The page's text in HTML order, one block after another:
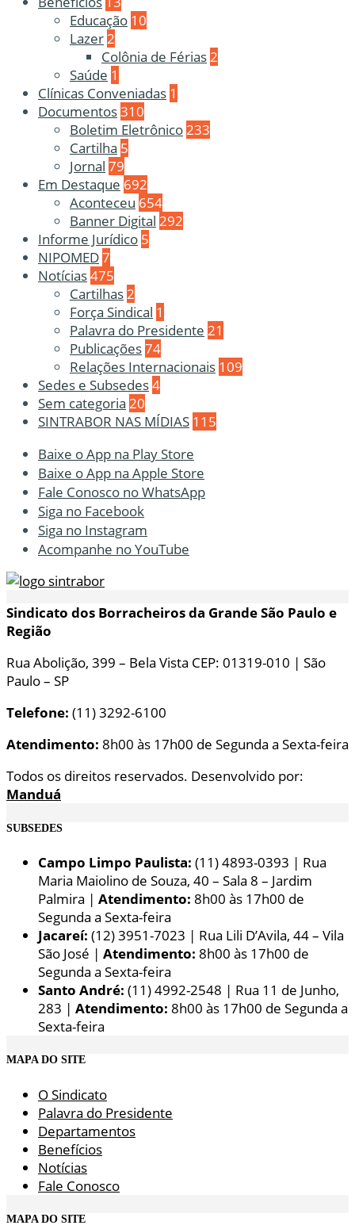
Educação 10
Lazer2
Colônia de Férias2
Saúde 1
Clínicas Conveniadas 1
Documentos310
Boletim Eletrônico233
Cartilha 5
Jornal 79
Em Destaque 692
Aconteceu 654
Banner Digital 292
Informe Jurídico 5
NIPOMED7
Notícias475
Cartilhas2
Força Sindical 1
Palavra do Presidente 21
Publicações74
Relações Internacionais 109
Sedes e Subsedes4
Sem categoria 20
SINTRABOR NAS MÍDIAS 115
Baixe o App na Play Store
Baixe o App na Apple Store
Fale Conosco no WhatsApp
Siga no Facebook
Siga no Instagram
Acompanhe no YouTube
Sindicato dos Borracheiros da Grande São Paulo e
Região
Rua Abolição, 399 – Bela Vista CEP: 01319-010 | São
Paulo – SP
Telefone: (11) 3292-6100
Atendimento: 8h00 às 17h00 de Segunda a Sexta-feira
Todos os direitos reservados. Desenvolvido por:
Manduá
SUBSEDES
Campo Limpo Paulista: (11) 4893-0393 | Rua
Maria Maiolino de Souza, 40 – Sala 8 – Jardim
Palmira | Atendimento: 8h00 às 17h00 de
Segunda a Sexta-feira
Jacareí: (12) 3951-7023 | Rua Lili D’Avila, 44 – Vila
São José | Atendimento: 8h00 às 17h00 de
Segunda a Sexta-feira
Santo André: (11) 4992-2548 | Rua 11 de Junho,
283 | Atendimento: 8h00 às 17h00 de Segunda a
Sexta-feira
MAPA DO SITE
O Sindicato
Palavra do Presidente
Departamentos
Benefícios
Notícias
Fale Conosco
MAPA DO SITE